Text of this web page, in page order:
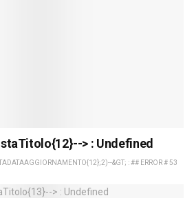
> : Undefined
&GT; : ## ERROR # 53